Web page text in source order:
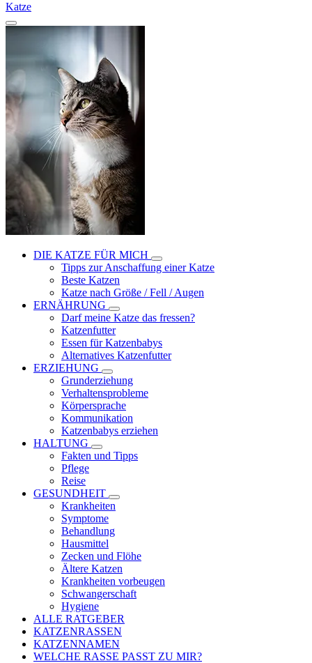
Katze
DIE KATZE FÜR MICH
Tipps zur Anschaffung einer Katze
Beste Katzen
Katze nach Größe / Fell / Augen
ERNÄHRUNG
Darf meine Katze das fressen?
Katzenfutter
Essen für Katzenbabys
Alternatives Katzenfutter
ERZIEHUNG
Grunderziehung
Verhaltensprobleme
Körpersprache
Kommunikation
Katzenbabys erziehen
HALTUNG
Fakten und Tipps
Pflege
Reise
GESUNDHEIT
Krankheiten
Symptome
Behandlung
Hausmittel
Zecken und Flöhe
Ältere Katzen
Krankheiten vorbeugen
Schwangerschaft
Hygiene
ALLE RATGEBER
KATZENRASSEN
KATZENNAMEN
WELCHE RASSE PASST ZU MIR?